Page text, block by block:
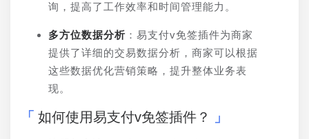
询，提高了工作效率和时间管理能力。
多方位数据分析 ：易支付v免签插件为商家
提供了详细的交易数据分析，商家可以根据
这些数据优化营销策略，提升整体业务表
现。
如何使用易支付v免签插件？